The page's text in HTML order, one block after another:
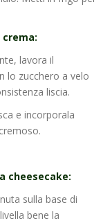
crema:
lavora il
lo zucchero a velo
liscia.
e incorporala
cheesecake:
sulla base di
bene la